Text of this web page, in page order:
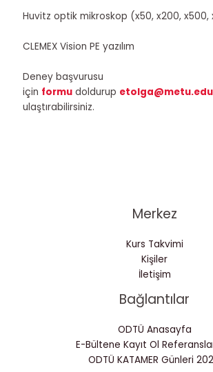
Huvitz optik mikroskop (x50, x200, x500,
CLEMEX Vision PE yazılım
Deney başvurusu
için formu doldurup
ulaştırabilirsiniz.
Merkez
Kurs Takvimi
Kişiler
İletişim
Bağlantılar
ODTÜ Anasayfa
E-Bültene Kayıt Ol
ODTÜ KATAMER Günleri